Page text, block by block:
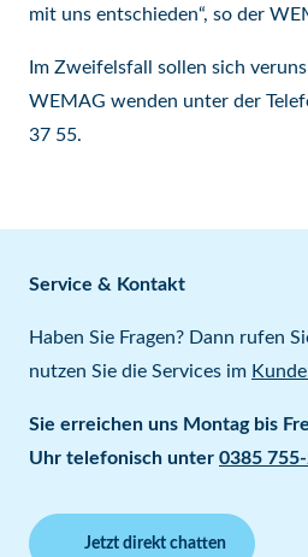
mit uns entschieden“, so der
Im Zweifelsfall sollen sich
WEMAG wenden unter der
37 55.
Service & Kontakt
Haben Sie Fragen? Dann rufen
nutzen Sie die Services im
Sie erreichen uns Montag bis
Uhr telefonisch unter 0385
Jetzt direkt chatten